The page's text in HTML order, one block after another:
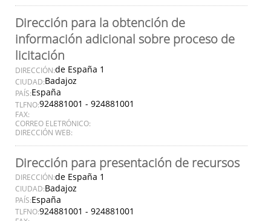
Dirección para la obtención de
información adicional sobre proceso de
licitación
DIRECCIÓN:de España 1
CIUDAD:Badajoz
PAÍS:España
TLFNO:924881001 - 924881001
FAX:
CORREO ELETRÓNICO:
DIRECCIÓN WEB:
Dirección para presentación de recursos
DIRECCIÓN:de España 1
CIUDAD:Badajoz
PAÍS:España
TLFNO:924881001 - 924881001